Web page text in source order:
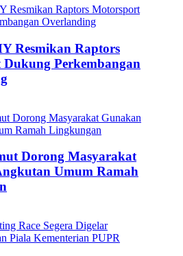
Resmikan Raptors
Perkembangan
Dorong Masyarakat
Umum Ramah